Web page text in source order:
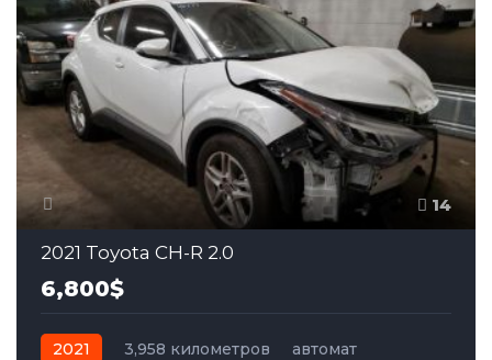
14
2021 Toyota CH-R 2.0
6,800$
2021 3,958 километров
автомат